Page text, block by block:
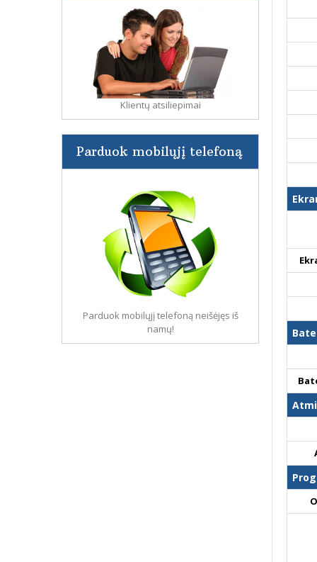
Klientų atsiliepimai
Parduok mobilųjį telefoną
Parduok mobilųjį telefoną neišėjęs iš
namų!